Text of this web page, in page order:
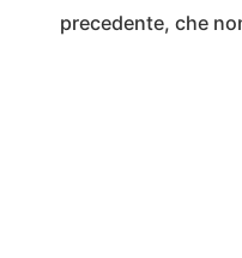
precedente, che